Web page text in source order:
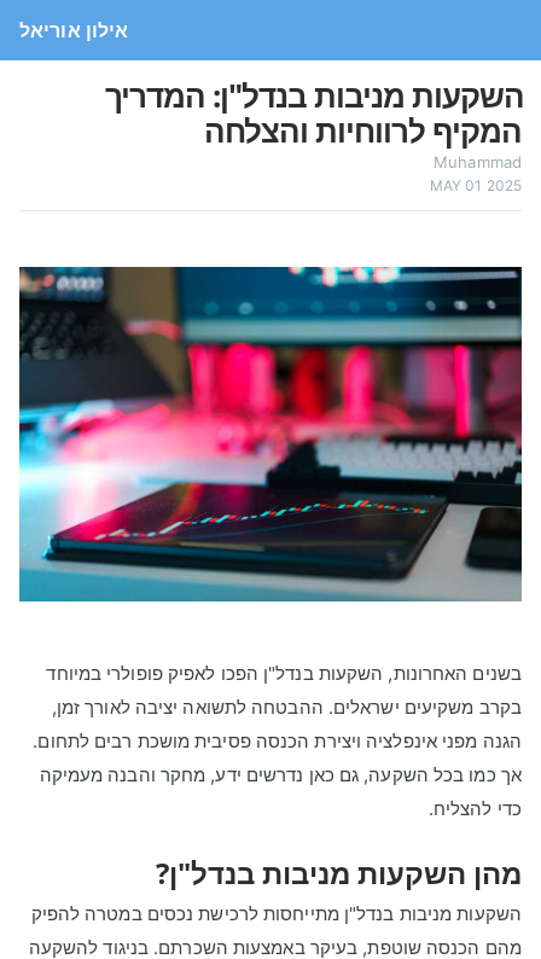
אילון אוריאל
השקעות מניבות בנדל"ן: המדריך
המקיף לרווחיות והצלחה
Muhammad
MAY 01 2025
בשנים האחרונות, השקעות בנדל"ן הפכו לאפיק פופולרי במיוחד
בקרב משקיעים ישראלים. ההבטחה לתשואה יציבה לאורך זמן,
הגנה מפני אינפלציה ויצירת הכנסה פסיבית מושכת רבים לתחום.
אך כמו בכל השקעה, גם כאן נדרשים ידע, מחקר והבנה מעמיקה
כדי להצליח.
מהן השקעות מניבות בנדל"ן?
השקעות מניבות בנדל"ן מתייחסות לרכישת נכסים במטרה להפיק
מהם הכנסה שוטפת, בעיקר באמצעות השכרתם. בניגוד להשקעה